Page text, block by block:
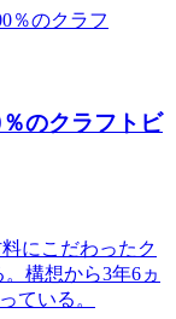
のクラフトビ
にこだわったク
構想から3年6ヵ
ている。